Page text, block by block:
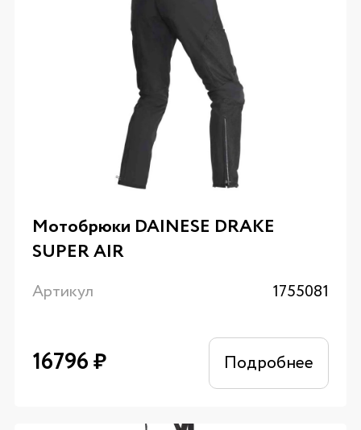
Мотобрюки DAINESE DRAKE
SUPER AIR
Артикул 1755081
16796₽ Подробнее